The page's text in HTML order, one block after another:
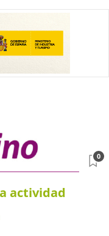
actividad
0